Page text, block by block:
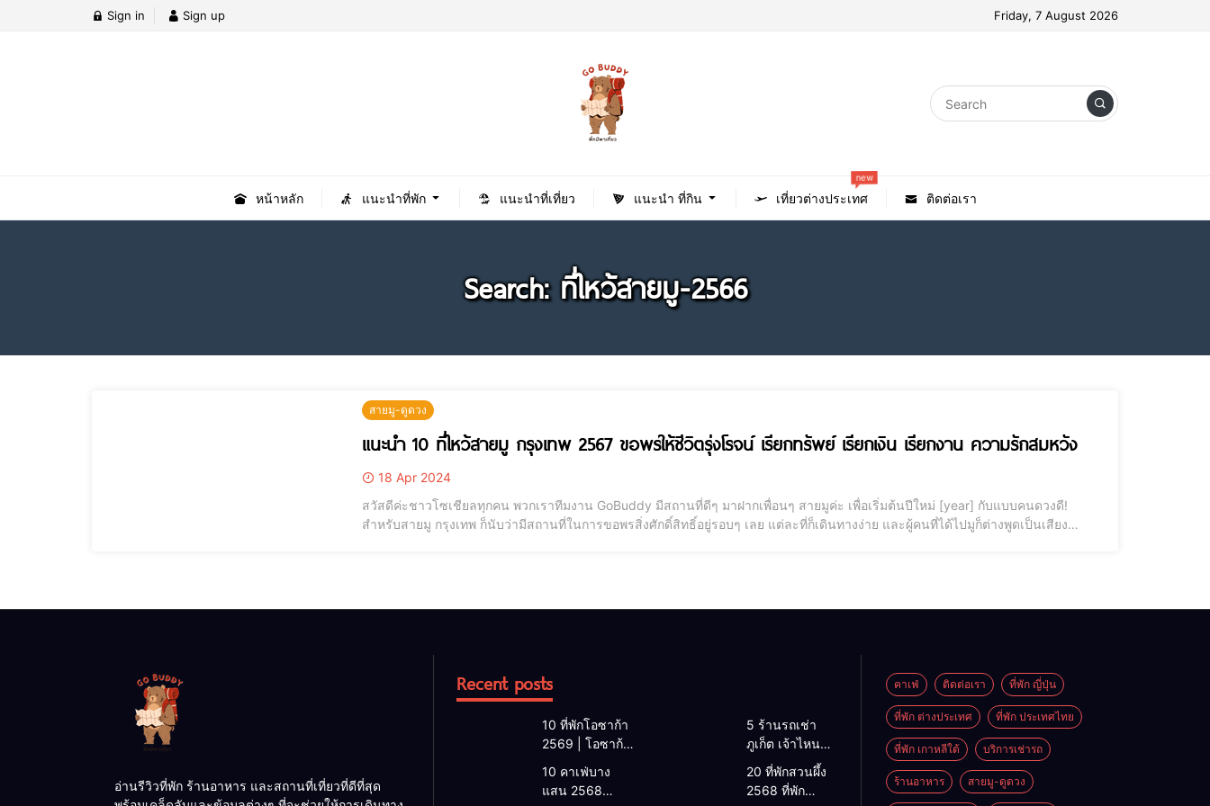
Sign in Sign up Friday, 7 August 2026
หน้าหลัก แนะนำที่พัก แนะนำที่เที่ยว แนะนำ ที่กิน เที่ยวต่างประเทศ
new
ติดต่อเรา
Search: ที่ไหว้สายมู-2566
สายมู-ดูดวง
แนะนำ 10 ที่ไหว้สายมู กรุงเทพ 2567 ขอพรให้ชีวิตรุ่งโรจน์ เรียกทรัพย์ เรียกเงิน เรียกงาน ความรักสมหวัง
18 Apr 2024
สวัสดีค่ะชาวโซเชียลทุกคน พวกเราทีมงาน GoBuddy มีสถานที่ดีๆ มาฝากเพื่อนๆ สายมูค่ะ เพื่อเริ่มต้นปีใหม่ [year] กับแบบคนดวงดี!
สำหรับสายมู กรุงเทพ ก็นับว่ามีสถานที่ในการขอพรสิ่งศักดิ์สิทธิ์อยู่รอบๆ เลย แต่ละที่ก็เดินทางง่าย และผู้คนที่ได้ไปมูก็ต่างพูดเป็นเสียง
อ่านรีวิวที่พัก ร้านอาหาร และสถานที่เที่ยวที่ดีที่สุด
Recent posts
10 ที่พักโอซาก้า
2569 | โอซาก้า
โรงแรมโอซาก้า
ใกล้สถานีรถไฟ
5 ร้านรถเช่า
ภูเก็ต เจ้าไหนดี
2026 | แนะนำ
เช่ารถภูเก็ต
2568 รับรถ
10 คาเฟ่บาง
แสน 2568
20 ที่พักสวนผึ้ง
2568 ที่พัก
คาเฟ่ ติดต่อเรา ที่พัก ญี่ปุ่น
ที่พัก ต่างประเทศ ที่พัก ประเทศไทย
ที่พัก เกาหลีใต้ บริการเช่ารถ
ร้านอาหาร สายมู-ดูดวง